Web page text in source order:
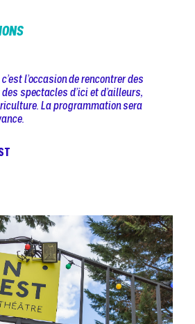
l’occasion de rencontrer des
spectacles d’ici et d’ailleurs,
La programmation sera